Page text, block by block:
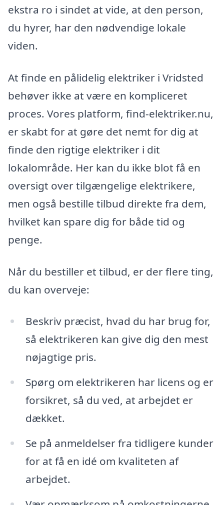
ekstra ro i sindet at vide, at den person,
du hyrer, har den nødvendige lokale
viden.
At finde en pålidelig elektriker i Vridsted
behøver ikke at være en kompliceret
proces. Vores platform, find-elektriker.nu,
er skabt for at gøre det nemt for dig at
finde den rigtige elektriker i dit
lokalområde. Her kan du ikke blot få en
oversigt over tilgængelige elektrikere,
men også bestille tilbud direkte fra dem,
hvilket kan spare dig for både tid og
penge.
Når du bestiller et tilbud, er der flere ting,
du kan overveje:
Beskriv præcist, hvad du har brug for,
så elektrikeren kan give dig den mest
nøjagtige pris.
Spørg om elektrikeren har licens og er
forsikret, så du ved, at arbejdet er
dækket.
Se på anmeldelser fra tidligere kunder
for at få en idé om kvaliteten af
arbejdet.